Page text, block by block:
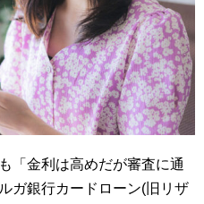
「金利は高めだが審査に通
ガ銀行カードローン(旧リザ